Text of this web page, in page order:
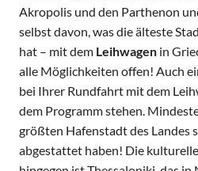
Akropolis und den Parthenon
selbst davon, was die älteste
hat – mit dem Leihwagen in
alle Möglichkeiten offen! Auch
bei Ihrer Rundfahrt mit dem
dem Programm stehen.
größten Hafenstadt des Landes
abgestattet haben! Die